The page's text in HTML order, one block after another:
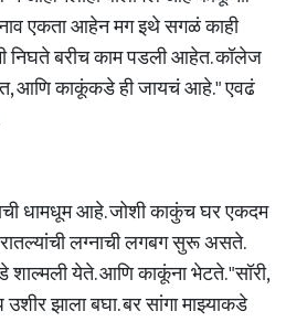
एकता आहेन मग इथे सगळं काही
निघते बरीच काम पडली आहेत. कॉलेज
आणि काकूंकडे ही जायचं आहे." एवढं
धामधूम आहे. जोशी काकुंच घर एकदम
लग्नाची लगबग सुरू असते.
येते. आणि काकूंना भेटते. "सॉरी,
झाला बघा. बर सांगा माझ्याकडे